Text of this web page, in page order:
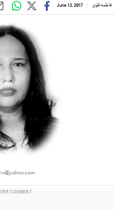
فاطمہ نقوی June 13, 2017